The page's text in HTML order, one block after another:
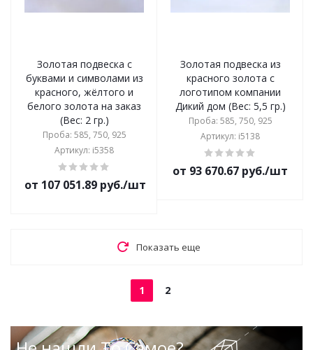
Золотая подвеска с
буквами и символами из
красного, жёлтого и
белого золота на заказ
(Вес: 2 гр.)
Проба: 585, 750, 925
Артикул: i5358
от 107 051.89 руб./шт
Золотая подвеска из
красного золота с
логотипом компании
Дикий дом (Вес: 5,5 гр.)
Проба: 585, 750, 925
Артикул: i5138
от 93 670.67 руб./шт
Показать еще
1 2